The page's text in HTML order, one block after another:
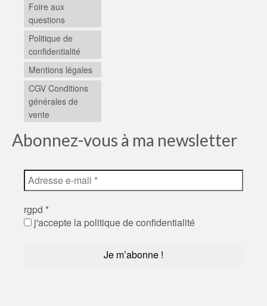
Foire aux
questions
Politique de
confidentialité
Mentions légales
CGV Conditions
générales de
vente
Abonnez-vous à ma newsletter
rgpd *
j'accepte la politique de confidentialité